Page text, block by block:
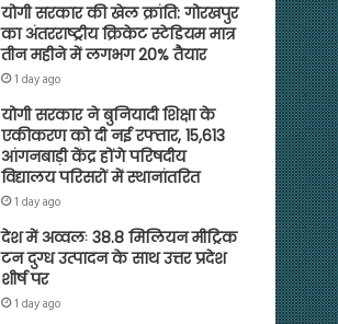
योगी सरकार की खेल क्रांति: गोरखपुर
का अंतरराष्ट्रीय क्रिकेट स्टेडियम मात्र
तीन महीने में लगभग 20% तैयार
1 day ago
योगी सरकार ने बुनियादी शिक्षा के
एकीकरण को दी नई रफ्तार, 15,613
आंगनबाड़ी केंद्र होंगे परिषदीय
विद्यालय परिसरों में स्थानांतरित
1 day ago
देश में अव्वलः 38.8 मिलियन मीट्रिक
टन दुग्ध उत्पादन के साथ उत्तर प्रदेश
शीर्ष पर
1 day ago